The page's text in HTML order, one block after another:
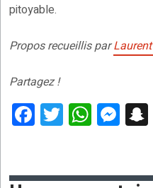
pitoyable.
Propos recueillis par
Partagez !
F
a
T
wi
W
h
M
es